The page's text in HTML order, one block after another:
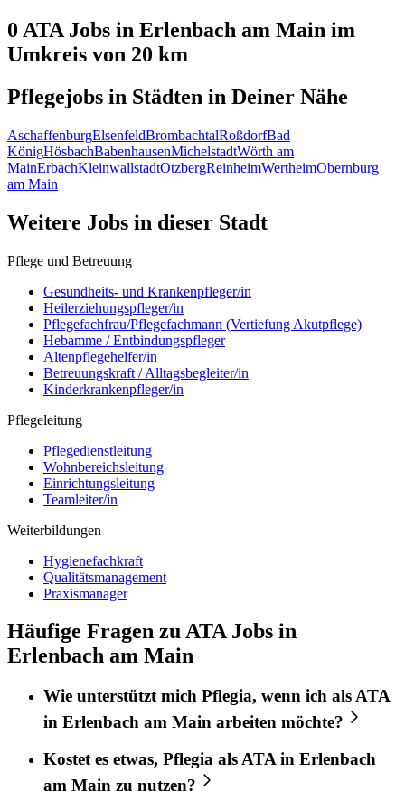
0 ATA Jobs in Erlenbach am Main im
Umkreis von 20 km
Pflegejobs in Städten in Deiner Nähe
AschaffenburgElsenfeldBrombachtalRoßdorfBad
KönigHösbachBabenhausenMichelstadtWörth am
MainErbachKleinwallstadtOtzbergReinheimWertheimObernburg
am Main
Weitere Jobs in dieser Stadt
Pflege und Betreuung
Gesundheits- und Krankenpfleger/in
Heilerziehungspfleger/in
Pflegefachfrau/Pflegefachmann (Vertiefung Akutpflege)
Hebamme / Entbindungspfleger
Altenpflegehelfer/in
Betreuungskraft / Alltagsbegleiter/in
Kinderkrankenpfleger/in
Pflegeleitung
Pflegedienstleitung
Wohnbereichsleitung
Einrichtungsleitung
Teamleiter/in
Weiterbildungen
Hygienefachkraft
Qualitätsmanagement
Praxismanager
Häufige Fragen zu ATA Jobs in
Erlenbach am Main
Wie unterstützt mich Pflegia, wenn ich alsATA
in Erlenbach am Main arbeiten möchte?
Kostet es etwas, Pflegia als ATA in Erlenbach
am Main zu nutzen?